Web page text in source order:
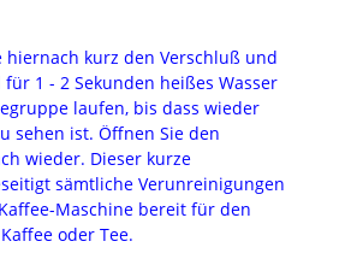
hiernach kurz den Verschluß und
1 - 2 Sekunden heißes Wasser
laufen, bis dass wieder
sehen ist. Öffnen Sie den
wieder. Dieser kurze
sämtliche Verunreinigungen
Maschine bereit für den
oder Tee.